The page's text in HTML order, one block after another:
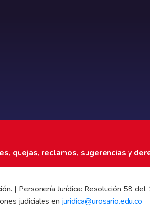
quejas, reclamos, sugerencias y
| Personería Jurídica: Resolución 58
judiciales en juridica@urosario.edu.co